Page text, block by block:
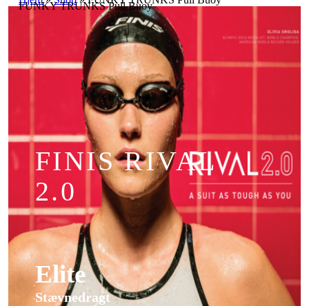
FUNKY TRUNKS Pull Buoy
FINIS RIVAL
2.0
Elite
Stævnedragt